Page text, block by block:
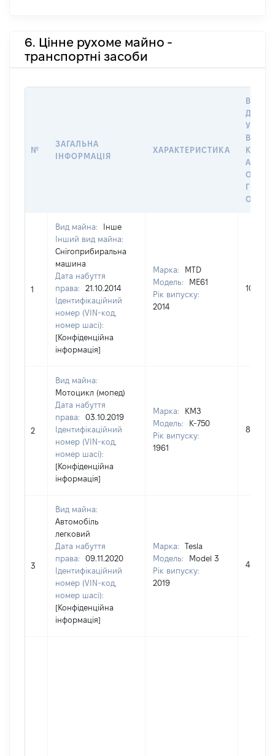
6. Цінне рухоме майно -
транспортні засоби
№
ЗАГАЛЬНА
ІНФОРМАЦІЯ
ХАРАКТЕРИСТИКА
ДАТУ
У
АБО
1
Вид майна:
Інше
Інший вид майна:
Снігоприбиральна
машина
Дата набуття
права:
21.10.2014
Ідентифікаційний
номер (VIN-код,
номер шасі):
[Конфіденційна
інформація]
Марка:
MTD
Модель:
ME61
Рік випуску:
2014
10656
2
Вид майна:
Мотоцикл (мопед)
Дата набуття
права:
03.10.2019
Ідентифікаційний
номер (VIN-код,
номер шасі):
[Конфіденційна
інформація]
Марка:
КМЗ
Модель:
К-750
Рік випуску:
1961
8000
3
Вид майна:
Автомобіль
легковий
Дата набуття
права:
09.11.2020
Ідентифікаційний
номер (VIN-код,
номер шасі):
[Конфіденційна
інформація]
Марка:
Tesla
Модель:
Model 3
Рік випуску:
2019
485034